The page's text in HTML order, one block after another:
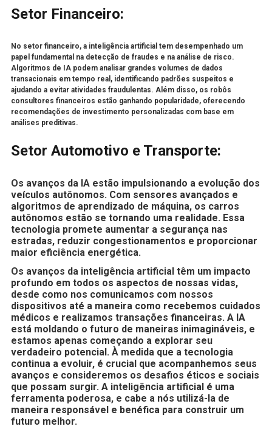
Setor Financeiro:
No setor financeiro, a inteligência artificial tem desempenhado um
papel fundamental na detecção de fraudes e na análise de risco.
Algoritmos de IA podem analisar grandes volumes de dados
transacionais em tempo real, identificando padrões suspeitos e
ajudando a evitar atividades fraudulentas. Além disso, os robôs
consultores financeiros estão ganhando popularidade, oferecendo
recomendações de investimento personalizadas com base em
análises preditivas.
Setor Automotivo e Transporte:
Os avanços da IA estão impulsionando a evolução dos
veículos autônomos. Com sensores avançados e
algoritmos de aprendizado de máquina, os carros
autônomos estão se tornando uma realidade. Essa
tecnologia promete aumentar a segurança nas
estradas, reduzir congestionamentos e proporcionar
maior eficiência energética.
Os avanços da inteligência artificial têm um impacto
profundo em todos os aspectos de nossas vidas,
desde como nos comunicamos com nossos
dispositivos até a maneira como recebemos cuidados
médicos e realizamos transações financeiras. A IA
está moldando o futuro de maneiras inimagináveis, e
estamos apenas começando a explorar seu
verdadeiro potencial. À medida que a tecnologia
continua a evoluir, é crucial que acompanhemos seus
avanços e consideremos os desafios éticos e sociais
que possam surgir. A inteligência artificial é uma
ferramenta poderosa, e cabe a nós utilizá-la de
maneira responsável e benéfica para construir um
futuro melhor.